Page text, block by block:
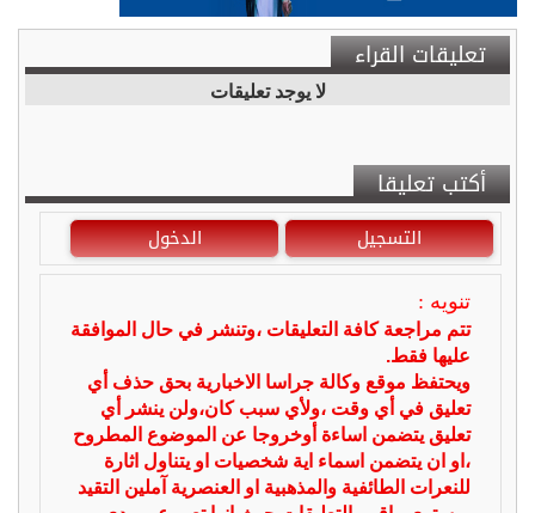
تعليقات القراء
لا يوجد تعليقات
أكتب تعليقا
التسجيل الدخول
تنويه :
تتم مراجعة كافة التعليقات ،وتنشر في حال الموافقة
عليها فقط.
ويحتفظ موقع وكالة جراسا الاخبارية بحق حذف أي
تعليق في أي وقت ،ولأي سبب كان،ولن ينشر أي
تعليق يتضمن اساءة أوخروجا عن الموضوع المطروح
،او ان يتضمن اسماء اية شخصيات او يتناول اثارة
للنعرات الطائفية والمذهبية او العنصرية آملين التقيد